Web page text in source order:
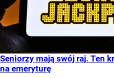
Seniorzy mają swój raj. Ten
na emeryturę